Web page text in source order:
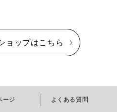
ョップはこちら
ージ よくある質問